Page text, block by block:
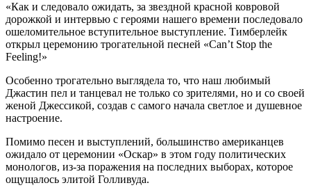
«Как и следовало ожидать, за звездной красной ковровой
дорожкой и интервью с героями нашего времени последовало
ошеломительное вступительное выступление. Тимберлейк
открыл церемонию трогательной песней «Can’t Stop the
Feeling!»
Особенно трогательно выглядела то, что наш любимый
Джастин пел и танцевал не только со зрителями, но и со своей
женой Джессикой, создав с самого начала светлое и душевное
настроение.
Помимо песен и выступлений, большинство американцев
ожидало от церемонии «Оскар» в этом году политических
монологов, из-за поражения на последних выборах, которое
ощущалось элитой Голливуда.